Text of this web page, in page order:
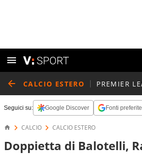
CALCIO ESTERO PREMIER
Seguici su: Google Discover Fonti preferite
CALCIO CALCIO ESTERO
Doppietta di Balotelli,